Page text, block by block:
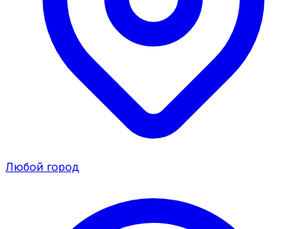
Любой город